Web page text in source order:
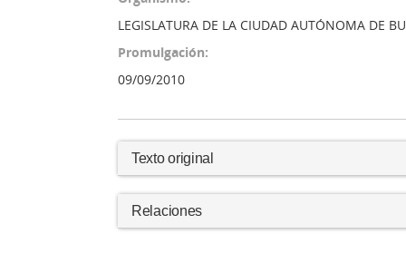
LEGISLATURA DE LA CIUDAD AUTÓNOMA DE
Promulgación:
09/09/2010
Texto original
Relaciones